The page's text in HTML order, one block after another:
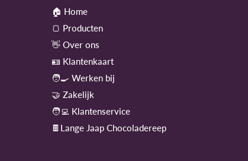
🏠 Home
🍞 Producten
👋 Over ons
🪪 Klantenkaart
🧑‍🍳 Werken bij
🤝 Zakelijk
🧑‍💻 Klantenservice
🍫Lange Jaap Chocoladereep